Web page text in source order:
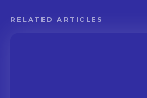
RELATED ARTICLES